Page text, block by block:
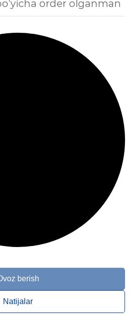
order olganman
berish
Natijalar